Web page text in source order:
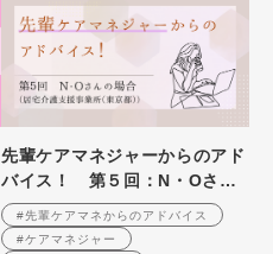
先輩ケアマネジャーからのアド
バイス！ 第５回：N・Oさん
（居宅介護支援事業所（東京
都）・ケアマネジャー）前編
#先輩ケアマネからのアドバイス
#ケアマネジャー